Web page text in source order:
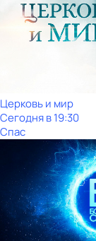
Церковь и мир
Сегодня в 19:30
Спас